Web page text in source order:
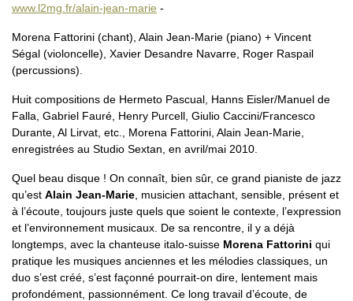
www.l2mg.fr/alain-jean-marie -
Morena Fattorini (chant), Alain Jean-Marie (piano) + Vincent
Ségal (violoncelle), Xavier Desandre Navarre, Roger Raspail
(percussions).
Huit compositions de Hermeto Pascual, Hanns Eisler/Manuel de
Falla, Gabriel Fauré, Henry Purcell, Giulio Caccini/Francesco
Durante, Al Lirvat, etc., Morena Fattorini, Alain Jean-Marie,
enregistrées au Studio Sextan, en avril/mai 2010.
Quel beau disque ! On connaît, bien sûr, ce grand pianiste de jazz
qu’est Alain Jean-Marie , musicien attachant, sensible, présent et
à l’écoute, toujours juste quels que soient le contexte, l’expression
et l’environnement musicaux. De sa rencontre, il y a déjà
longtemps, avec la chanteuse italo-suisse Morena Fattorini qui
pratique les musiques anciennes et les mélodies classiques, un
duo s’est créé, s’est façonné pourrait-on dire, lentement mais
profondément, passionnément. Ce long travail d’écoute, de